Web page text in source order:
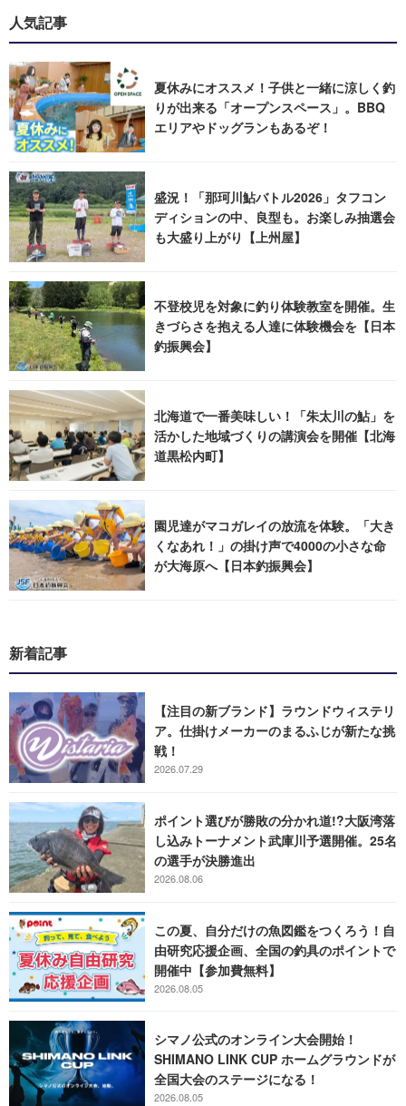
人気記事
夏休みにオススメ！子供と一緒に涼しく釣
りが出来る「オープンスペース」。BBQ
エリアやドッグランもあるぞ！
盛況！「那珂川鮎バトル2026」タフコン
ディションの中、良型も。お楽しみ抽選会
も大盛り上がり【上州屋】
不登校児を対象に釣り体験教室を開催。生
きづらさを抱える人達に体験機会を【日本
釣振興会】
北海道で一番美味しい！「朱太川の鮎」を
活かした地域づくりの講演会を開催【北海
道黒松内町】
園児達がマコガレイの放流を体験。「大き
くなあれ！」の掛け声で4000の小さな命
が大海原へ【日本釣振興会】
新着記事
【注目の新ブランド】ラウンドウィステリ
ア。仕掛けメーカーのまるふじが新たな挑
戦！
2026.07.29
ポイント選びが勝敗の分かれ道!?大阪湾落
し込みトーナメント武庫川予選開催。25名
の選手が決勝進出
2026.08.06
この夏、自分だけの魚図鑑をつくろう！自
由研究応援企画、全国の釣具のポイントで
開催中【参加費無料】
2026.08.05
シマノ公式のオンライン大会開始！
SHIMANO LINK CUP ホームグラウンドが
全国大会のステージになる！
2026.08.05